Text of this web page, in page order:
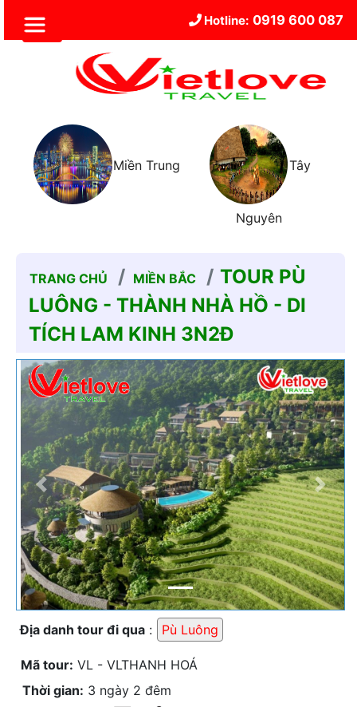
Hotline: 0919 600 087
Miền Trung Tây
Nguyên
TRANG CHỦ MIỀN BẮC
TOUR PÙ
LUÔNG - THÀNH NHÀ HỒ - DI
TÍCH LAM KINH 3N2Đ
Previous Next
Địa danh tour đi qua: Pù Luông
Mã tour: VL - VLTHANH HOÁ
Thời gian: 3 ngày 2 đêm